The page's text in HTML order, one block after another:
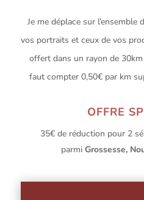
Je me déplace sur
vos portraits et ceux de vos
offert dans un rayon de
faut compter 0,50€ par km
OFFRE
35€ de réduction pour 2
parmiGrossesse,